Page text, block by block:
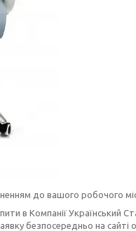
до вашого робочого
в Компанії Український
безпосередньо на